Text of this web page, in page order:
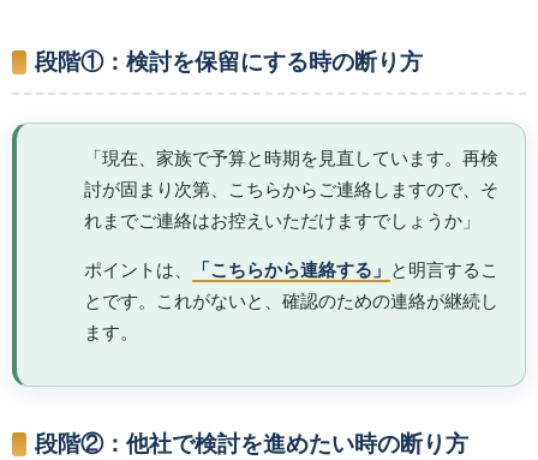
段階①：検討を保留にする時の断り方
「現在、家族で予算と時期を見直しています。再検
討が固まり次第、こちらからご連絡しますので、そ
れまでご連絡はお控えいただけますでしょうか」
ポイントは、 「こちらから連絡する」
と明言するこ
とです。これがないと、確認のための連絡が継続し
ます。
段階②：他社で検討を進めたい時の断り方